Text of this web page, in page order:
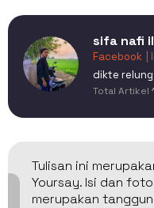
sifa nafi
Facebook
dikte
Total Artikel
Tulisan ini
Yoursay. Isi dan
merupakan